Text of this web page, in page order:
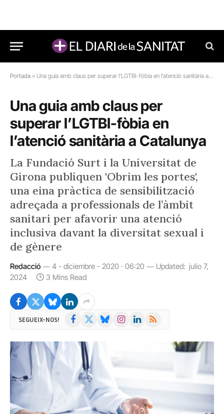
Portada » Una guia amb claus per superar l’LGTBI-fòbia en l’atenció sanitària a Catalunya
Una guia amb claus per
superar l’LGTBI-fòbia en
l’atenció sanitària a Catalunya
La Fundació Surt i la Universitat de
Girona publiquen 'Obrim les portes',
una eina pràctica de sensibilització
adreçada a professionals de l’àmbit
sanitari per afavorir una atenció
inclusiva davant la diversitat sexual i
de gènere
Redacció 4 - diciembre - 2020 · 06:20 Updated: julio 7,
2024
3 Mins Read
SEGUEIX-NOS! Facebook BlueskyInstagramLinkedIn
RSS